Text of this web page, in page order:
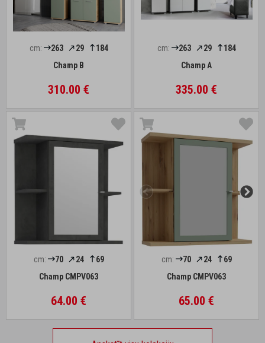
cm: 263 29
184
Champ B
310.00 €
cm: 263 29
184
Champ A
335.00 €
cm: 70 24
69
Champ CMPV063
64.00 €
cm: 70 24
69
Champ CMPV063
65.00 €